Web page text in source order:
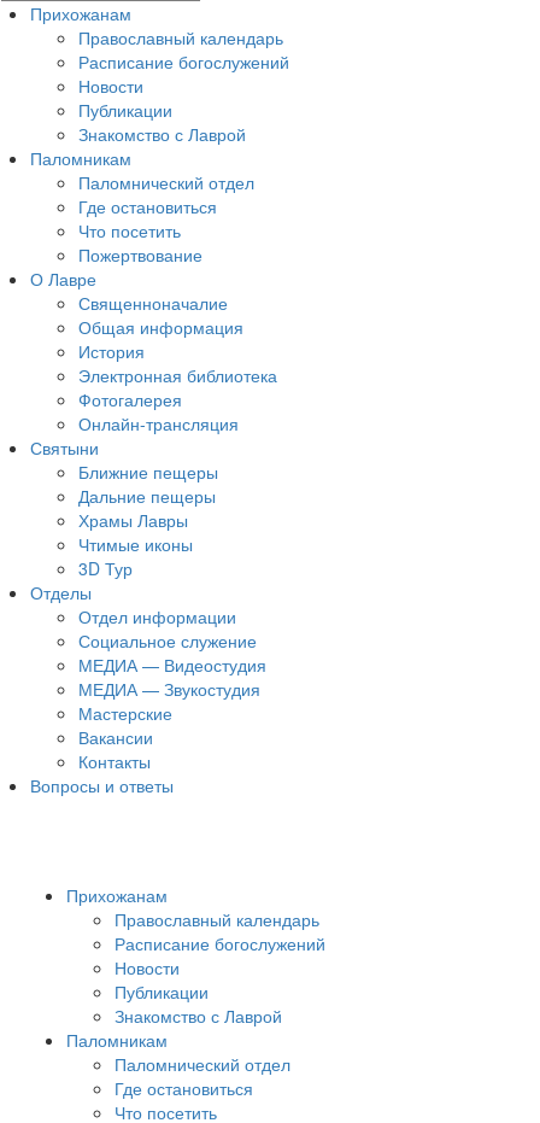
Прихожанам
Православный календарь
Расписание богослужений
Новости
Публикации
Знакомство с Лаврой
Паломникам
Паломнический отдел
Где остановиться
Что посетить
Пожертвование
О Лавре
Священноначалие
Общая информация
История
Электронная библиотека
Фотогалерея
Онлайн-трансляция
Святыни
Ближние пещеры
Дальние пещеры
Храмы Лавры
Чтимые иконы
3D Тур
Отделы
Отдел информации
Социальное служение
МЕДИА — Видеостудия
МЕДИА — Звукостудия
Мастерские
Вакансии
Контакты
Вопросы и ответы
Прихожанам
Православный календарь
Расписание богослужений
Новости
Публикации
Знакомство с Лаврой
Паломникам
Паломнический отдел
Где остановиться
Что посетить